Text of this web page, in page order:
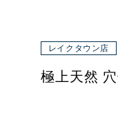
レイクタウン店
極上天然